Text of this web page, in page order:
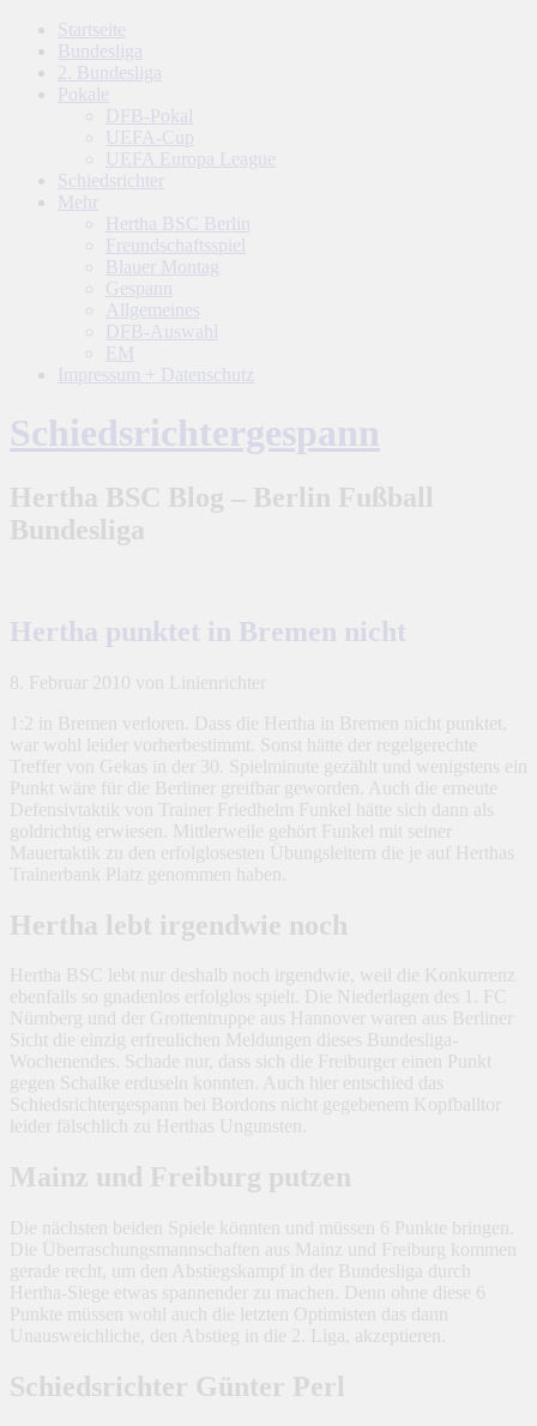
Startseite
Bundesliga
2. Bundesliga
Pokale
DFB-Pokal
UEFA-Cup
UEFA Europa League
Schiedsrichter
Mehr
Hertha BSC Berlin
Freundschaftsspiel
Blauer Montag
Gespann
Allgemeines
DFB-Auswahl
EM
Impressum + Datenschutz
Schiedsrichtergespann
Hertha BSC Blog – Berlin Fußball
Bundesliga
Hertha punktet in Bremen nicht
8. Februar 2010 von Linienrichter
1:2 in Bremen verloren. Dass die Hertha in Bremen nicht punktet,
war wohl leider vorherbestimmt. Sonst hätte der regelgerechte
Treffer von Gekas in der 30. Spielminute gezählt und wenigstens ein
Punkt wäre für die Berliner greifbar geworden. Auch die erneute
Defensivtaktik von Trainer Friedhelm Funkel hätte sich dann als
goldrichtig erwiesen. Mittlerweile gehört Funkel mit seiner
Mauertaktik zu den erfolglosesten Übungsleitern die je auf Herthas
Trainerbank Platz genommen haben.
Hertha lebt irgendwie noch
Hertha BSC lebt nur deshalb noch irgendwie, weil die Konkurrenz
ebenfalls so gnadenlos erfolglos spielt. Die Niederlagen des 1. FC
Nürnberg und der Grottentruppe aus Hannover waren aus Berliner
Sicht die einzig erfreulichen Meldungen dieses Bundesliga-
Wochenendes. Schade nur, dass sich die Freiburger einen Punkt
gegen Schalke erduseln konnten. Auch hier entschied das
Schiedsrichtergespann bei Bordons nicht gegebenem Kopfballtor
leider fälschlich zu Herthas Ungunsten.
Mainz und Freiburg putzen
Die nächsten beiden Spiele könnten und müssen 6 Punkte bringen.
Die Überraschungsmannschaften aus Mainz und Freiburg kommen
gerade recht, um den Abstiegskampf in der Bundesliga durch
Hertha-Siege etwas spannender zu machen. Denn ohne diese 6
Punkte müssen wohl auch die letzten Optimisten das dann
Unausweichliche, den Abstieg in die 2. Liga, akzeptieren.
Schiedsrichter Günter Perl